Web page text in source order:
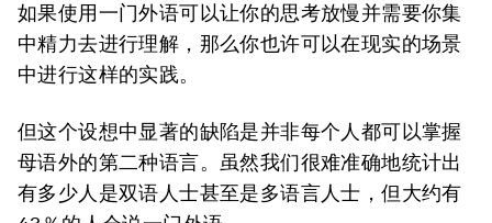
如果使用一门外语可以让你的思考放慢并需要你集
中精力去进行理解，那么你也许可以在现实的场景
中进行这样的实践。
但这个设想中显著的缺陷是并非每个人都可以掌握
母语外的第二种语言。虽然我们很难准确地统计出
有多少人是双语人士甚至是多语言人士，但大约有